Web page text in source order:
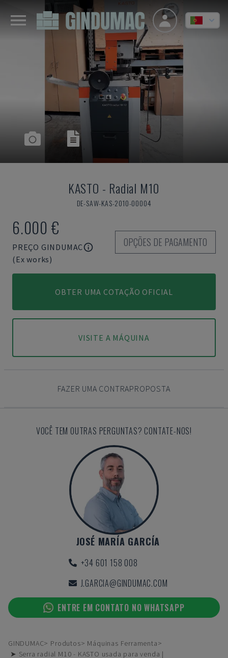
KASTO - Radial M10
DE-SAW-KAS-2010-00004
6.000 €
PREÇO GINDUMAC
(Ex works)
OPÇÕES DE PAGAMENTO
OBTER UMA COTAÇÃO OFICIAL
VISITE A MÁQUINA
FAZER UMA CONTRAPROPOSTA
VOCÊ TEM OUTRAS PERGUNTAS? CONTATE-NOS!
JOSÉ MARÍA GARCÍA
+34 601 158 008
J.GARCIA@GINDUMAC.COM
ENTRE EM CONTATO NO WHATSAPP
GINDUMAC Produtos
Máquinas Ferramenta
➤ Serra radial M10 - KASTO usada para venda |